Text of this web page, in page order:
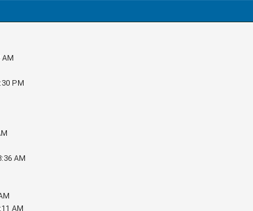
AM
PM
AM
AM